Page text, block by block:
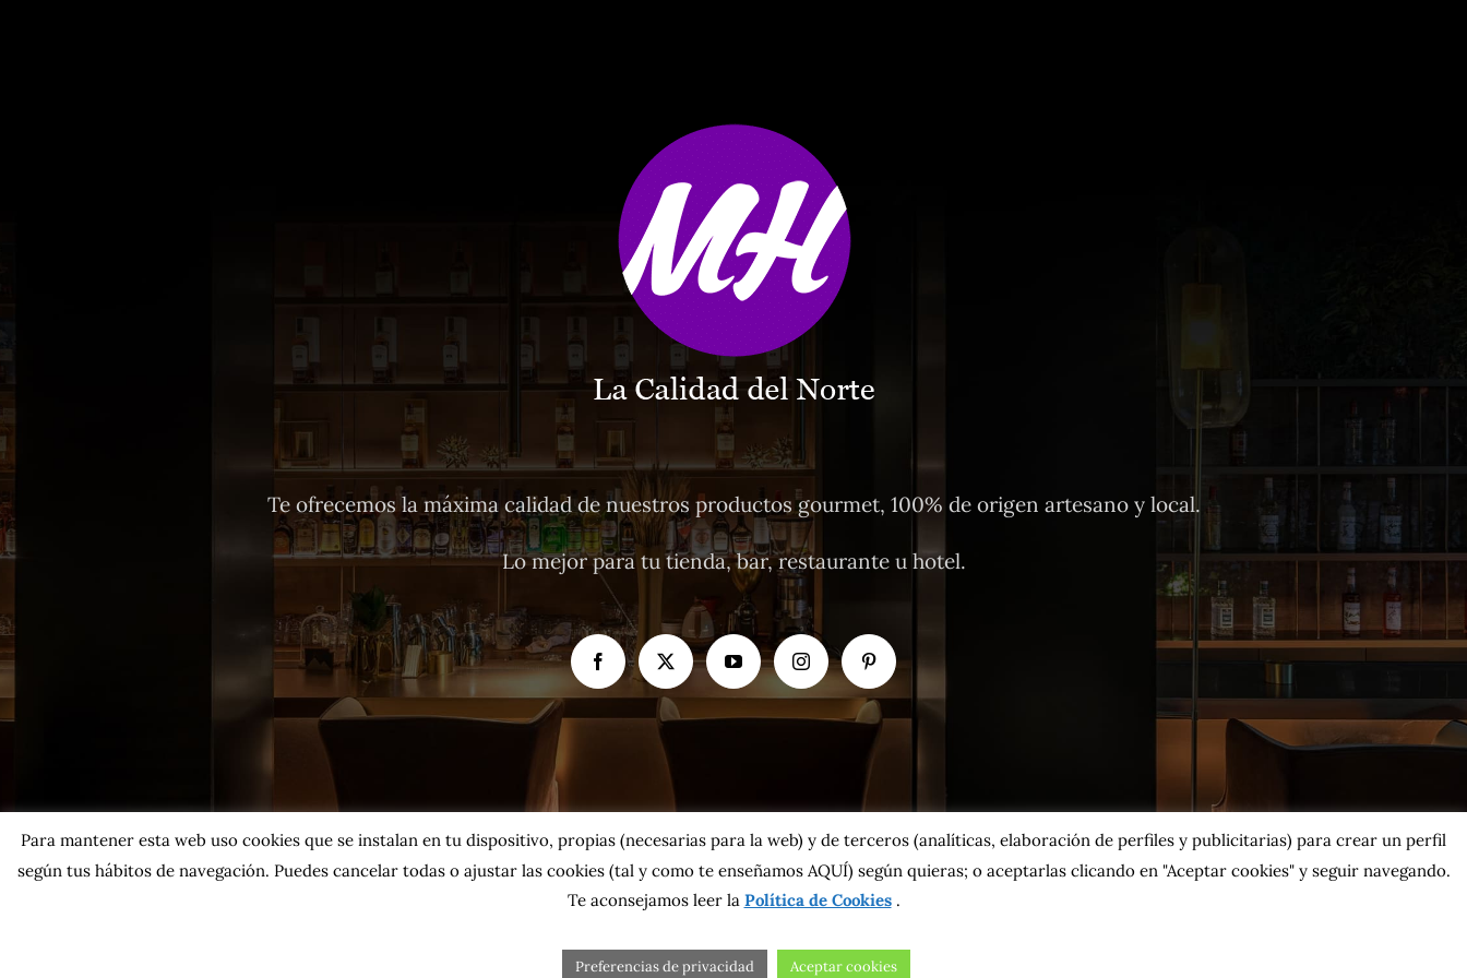
Te ofrecemos la máxima calidad de nuestros productos gourmet, 100% de origen artesano y local.
Lo mejor para tu tienda, bar, restaurante u hotel.
|Más información sobre las cookies|Aviso Legal|Condiciones generales
Para mantener esta web uso cookies que se instalan en tu dispositivo, propias (necesarias para la web) y de terceros (analíticas, elaboración de perfiles y publicitarias) para crear un perfil
según tus hábitos de navegación. Puedes cancelar todas o ajustar las cookies(tal y como te enseñamos AQUÍ) según quieras; o aceptarlas clicando en "Aceptar cookies" y seguir navegando.
Te aconsejamos leer la Política de Cookies.
Preferencias de privacidad Aceptar cookies